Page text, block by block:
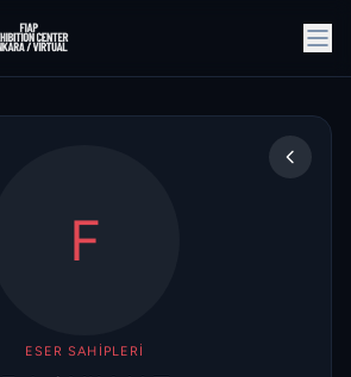
F
ESER SAHIPLERI